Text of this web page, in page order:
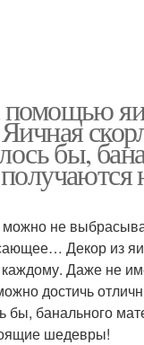
помощью
бы,
не
Декор из
каждому. Даже не
достичь
бы, банального
шедевры!